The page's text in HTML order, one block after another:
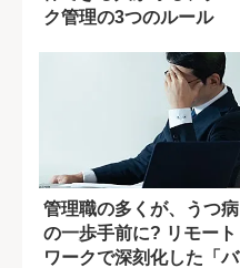
ク管理の3つのルール
管理職の多くが、うつ病
の一歩手前に? リモート
ワークで深刻化した「バ